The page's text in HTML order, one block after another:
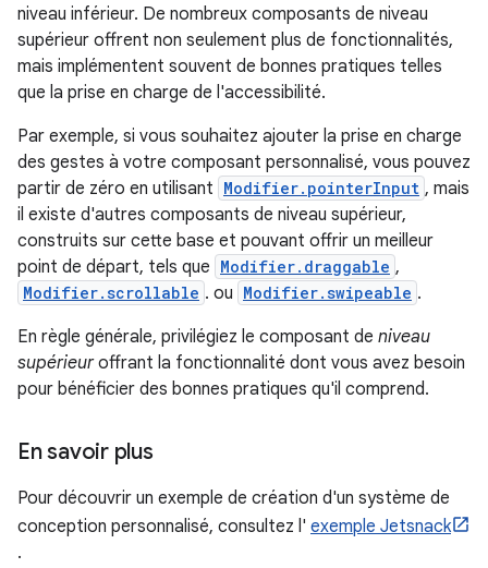
niveau inférieur. De nombreux composants de niveau
supérieur offrent non seulement plus de fonctionnalités,
mais implémentent souvent de bonnes pratiques telles
que la prise en charge de l'accessibilité.
Par exemple, si vous souhaitez ajouter la prise en charge
des gestes à votre composant personnalisé, vous pouvez
partir de zéro en utilisant Modifier.pointerInput , mais
il existe d'autres composants de niveau supérieur,
construits sur cette base et pouvant offrir un meilleur
point de départ, tels que Modifier.draggable ,
Modifier.scrollable . ou Modifier.swipeable .
En règle générale, privilégiez le composant de niveau
supérieuroffrant la fonctionnalité dont vous avez besoin
pour bénéficier des bonnes pratiques qu'il comprend.
En savoir plus
Pour découvrir un exemple de création d'un système de
conception personnalisé, consultez l' exemple Jetsnack
.